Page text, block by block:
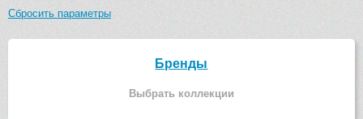
Сбросить параметры
Бренды
Выбрать коллекции